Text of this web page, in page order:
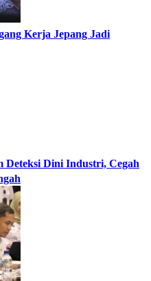
Kerja Jepang Jadi
Deteksi Dini Industri, Cegah